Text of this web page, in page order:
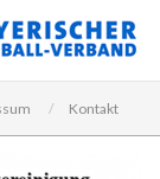
Kontakt